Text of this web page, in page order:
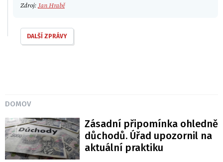
Zdroj: Jan Hrabě
DALŠÍ ZPRÁVY
DOMOV
Zásadní připomínka ohledně
důchodů. Úřad upozornil na
aktuální praktiku